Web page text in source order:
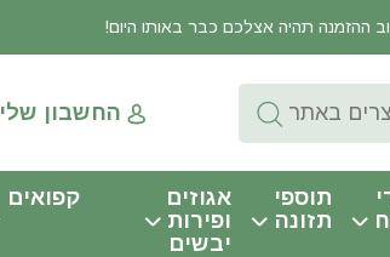
החשבון שלי
תוספי
תזונה
אגוזים
ופירות
יבשים
קפואים